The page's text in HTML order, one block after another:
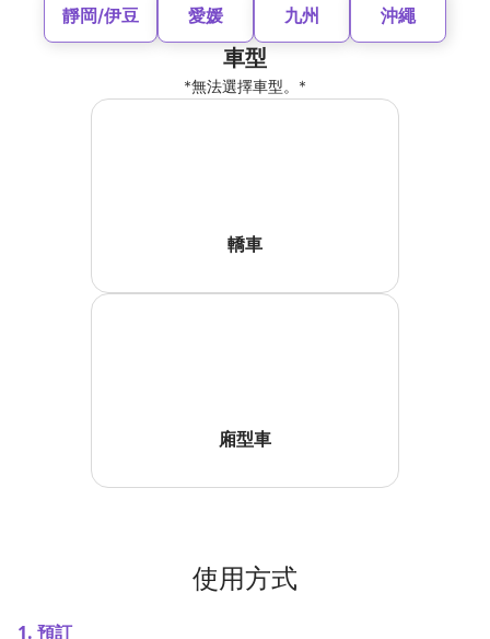
靜岡/伊豆 愛媛 九州 沖繩
車型
*無法選擇車型。*
轎車
廂型車
使用方式
1. 預訂